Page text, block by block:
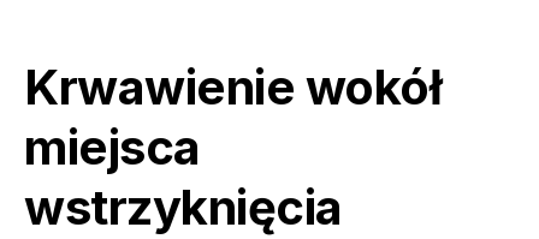
Krwawienie wokół
miejsca
wstrzyknięcia